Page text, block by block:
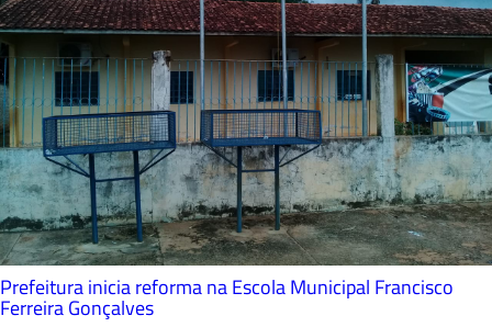
Prefeitura inicia reforma na Escola Municipal Francisco
Ferreira Gonçalves